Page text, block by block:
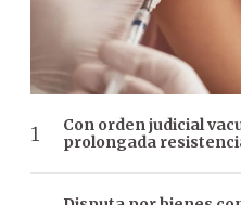
Con orden judicial
prolongada